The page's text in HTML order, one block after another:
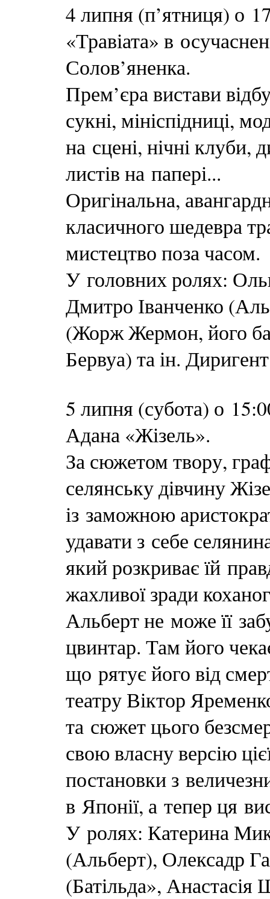
4 липня (п’ятниця) о
«Травіата» в
Солов’яненка.
Прем’єра вистави
сукні, мініспідниці,
на сцені, нічні клуби,
листів на папері...
Оригінальна,
класичного шедевра
мистецтво поза часом.
У головних ролях:
Дмитро Іванченко
(Жорж Жермон, його
Бервуа) та ін.
5 липня (субота) о
Адана «Жізель».
За сюжетом твору,
селянську дівчину
із заможною
удавати з себе
який розкриває їй
жахливої зради
Альберт не може її
цвинтар. Там його
що рятує його від
театру Віктор
та сюжет цього
свою власну версію
постановки з
в Японії, а тепер ця
У ролях: Катерина
(Альберт), Олексадр
(Батільда»,